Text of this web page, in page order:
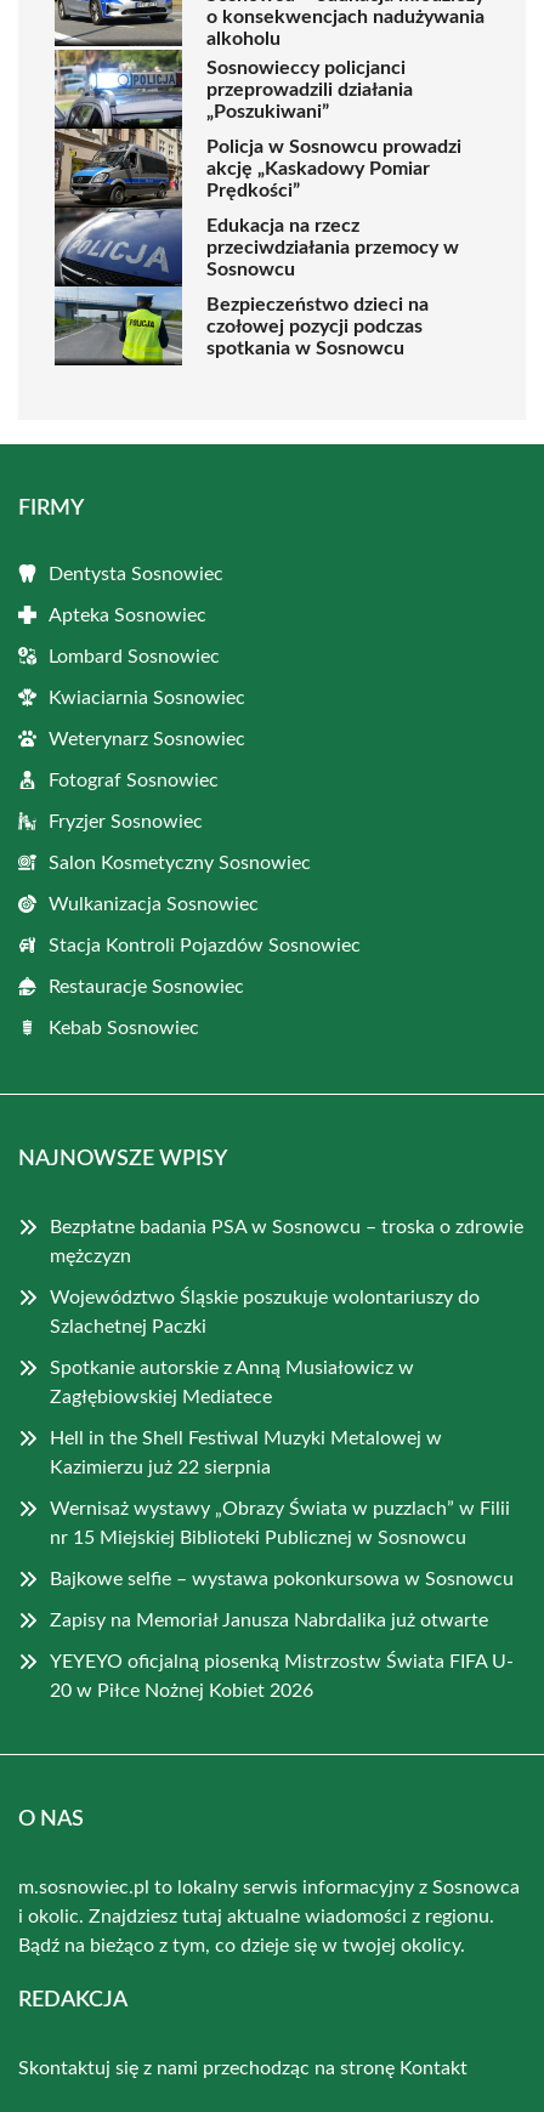
o konsekwencjach nadużywania
alkoholu
Sosnowieccy policjanci
przeprowadzili działania
„Poszukiwani”
Policja w Sosnowcu prowadzi
akcję „Kaskadowy Pomiar
Prędkości”
Edukacja na rzecz
przeciwdziałania przemocy w
Sosnowcu
Bezpieczeństwo dzieci na
czołowej pozycji podczas
spotkania w Sosnowcu
FIRMY
Dentysta Sosnowiec
Apteka Sosnowiec
Lombard Sosnowiec
Kwiaciarnia Sosnowiec
Weterynarz Sosnowiec
Fotograf Sosnowiec
Fryzjer Sosnowiec
Salon Kosmetyczny Sosnowiec
Wulkanizacja Sosnowiec
Stacja Kontroli Pojazdów Sosnowiec
Restauracje Sosnowiec
Kebab Sosnowiec
NAJNOWSZE WPISY
Bezpłatne badania PSA w Sosnowcu – troska o zdrowie
mężczyzn
Województwo Śląskie poszukuje wolontariuszy do
Szlachetnej Paczki
Spotkanie autorskie z Anną Musiałowicz w
Zagłębiowskiej Mediatece
Hell in the Shell Festiwal Muzyki Metalowej w
Kazimierzu już 22 sierpnia
Wernisaż wystawy „Obrazy Świata w puzzlach” w Filii
nr 15 Miejskiej Biblioteki Publicznej w Sosnowcu
Bajkowe selfie – wystawa pokonkursowa w Sosnowcu
Zapisy na Memoriał Janusza Nabrdalika już otwarte
YEYEYO oficjalną piosenką Mistrzostw Świata FIFA U-
20 w Piłce Nożnej Kobiet 2026
O NAS
m.sosnowiec.pl to lokalny serwis informacyjny z Sosnowca
i okolic. Znajdziesz tutaj aktualne wiadomości z regionu.
Bądź na bieżąco z tym, co dzieje się w twojej okolicy.
REDAKCJA
Skontaktuj się z nami przechodząc na stronę Kontakt